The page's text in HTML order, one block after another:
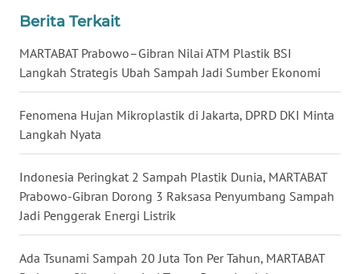
Berita Terkait
MARTABAT Prabowo–Gibran Nilai ATM Plastik BSI
Langkah Strategis Ubah Sampah Jadi Sumber Ekonomi
Fenomena Hujan Mikroplastik di Jakarta, DPRD DKI Minta
Langkah Nyata
Indonesia Peringkat 2 Sampah Plastik Dunia, MARTABAT
Prabowo-Gibran Dorong 3 Raksasa Penyumbang Sampah
Jadi Penggerak Energi Listrik
Ada Tsunami Sampah 20 Juta Ton Per Tahun, MARTABAT
WN
WN
WN
SUMSEL
WN
BENGKULU
WN